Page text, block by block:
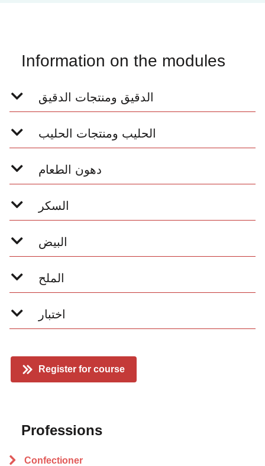
Information on the modules
الدقيق ومنتجات الدقيق
الحليب ومنتجات الحليب
دهون الطعام
السكر
البيض
الملح
اختبار
Register for course
Professions
Confectioner